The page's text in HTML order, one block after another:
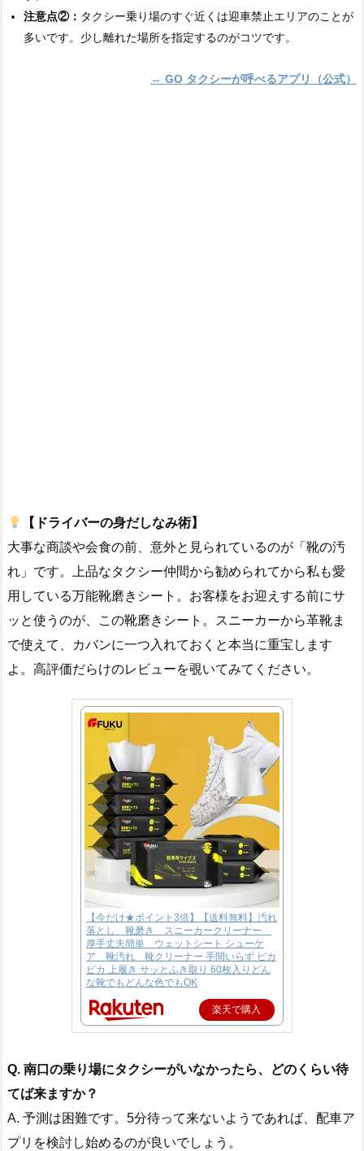
注意点②： タクシー乗り場のすぐ近くは迎車禁止エリアのことが
多いです。少し離れた場所を指定するのがコツです。
→ GO タクシーが呼べるアプリ（公式）
【ドライバーの身だしなみ術】
大事な商談や会食の前、意外と見られているのが「靴の汚
れ」です。上品なタクシー仲間から勧められてから私も愛
用している万能靴磨きシート。お客様をお迎えする前にサ
ッと使うのが、この靴磨きシート。スニーカーから革靴ま
で使えて、カバンに一つ入れておくと本当に重宝します
よ。高評価だらけのレビューを覗いてみてください。
【今だけ★ポイント3倍】【送料無料】汚れ
落とし 靴磨き スニーカークリーナー
厚手丈夫簡単 ウェットシート シューケ
ア 靴汚れ 靴クリーナー 手間いらず ピカ
ピカ 上履き サッとふき取り 60枚入りどん
な靴でもどんな色でもOK
楽天で購入
Q. 南口の乗り場にタクシーがいなかったら、どのくらい待
てば来ますか？
A. 予測は困難です。5分待って来ないようであれば、配車ア
プリを検討し始めるのが良いでしょう。